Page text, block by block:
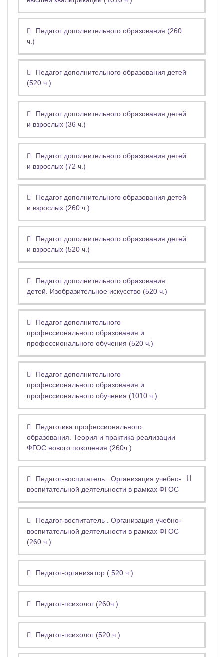
Педагог дополнительного образования (260
ч.)
Педагог дополнительного образования детей
(520 ч.)
Педагог дополнительного образования детей
и взрослых (36 ч.)
Педагог дополнительного образования детей
и взрослых (72 ч.)
Педагог дополнительного образования детей
и взрослых (260 ч.)
Педагог дополнительного образования детей
и взрослых (520 ч.)
Педагог дополнительного образования
детей. Изобразительное искусство (520 ч.)
Педагог дополнительного
профессионального образования и
профессионального обучения (520 ч.)
Педагог дополнительного
профессионального образования и
профессионального обучения (1010 ч.)
Педагогика профессионального
образования. Теория и практика реализации
ФГОС нового поколения (260ч.)
Педагог-воспитатель . Организация учебно-
воспитательной деятельности в рамках ФГОС
Педагог-воспитатель . Организация учебно-
воспитательной деятельности в рамках ФГОС
(260 ч.)
Педагог-организатор ( 520 ч.)
Педагог-психолог (260ч.)
Педагог-психолог (520 ч.)